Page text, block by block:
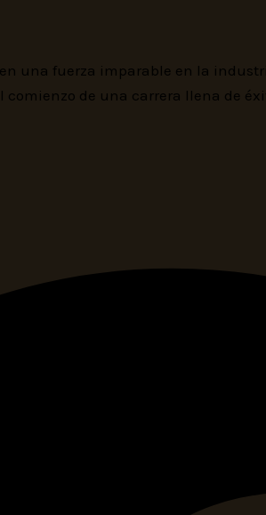
una fuerza imparable en la
comienzo de una carrera llena de